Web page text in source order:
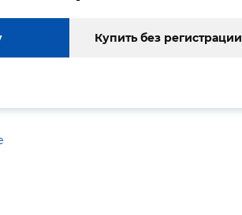
Купить без регистрации